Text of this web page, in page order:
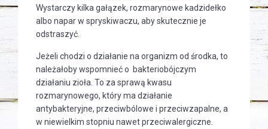
Wystarczy kilka gałązek, rozmarynowe kadzidełko
albo napar w spryskiwaczu, aby skutecznie je
odstraszyć.
Jeżeli chodzi o działanie na organizm od środka, to
należałoby wspomnieć o bakteriobójczym
działaniu zioła. To za sprawą kwasu
rozmarynowego, który ma działanie
antybakteryjne, przeciwbólowe i przeciwzapalne, a
w niewielkim stopniu nawet przeciwalergiczne.